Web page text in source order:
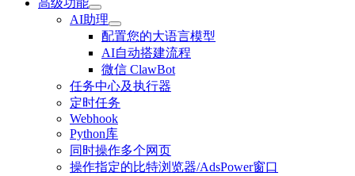
高级功能
AI助理
配置您的大语言模型
AI自动搭建流程
微信 ClawBot
任务中心及执行器
定时任务
Webhook
Python库
同时操作多个网页
操作指定的比特浏览器/AdsPower窗口